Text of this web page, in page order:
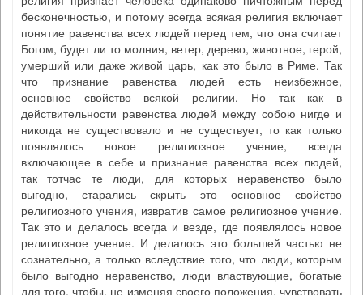
бесконечностью, и потому всегда всякая религия включает
понятие равенства всех людей перед тем, что она считает
Богом, будет ли то молния, ветер, дерево, животное, герой,
умерший или даже живой царь, как это было в Риме. Так
что признание равенства людей есть неизбежное,
основное свойство всякой религии. Но так как в
действительности равенства людей между собою нигде и
никогда не существовало и не существует, то как только
появлялось новое религиозное учение, всегда
включающее в себе и признание равенства всех людей,
так тотчас те люди, для которых неравенство было
выгодно, старались скрыть это основное свойство
религиозного учения, извратив самое религиозное учение.
Так это и делалось всегда и везде, где появлялось новое
религиозное учение. И делалось это большей частью не
сознательно, а только вследствие того, что люди, которым
было выгодно неравенство, люди властвующие, богатые
для того, чтобы, не изменяя своего положения, чувствовать